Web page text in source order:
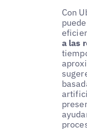
Con
a las